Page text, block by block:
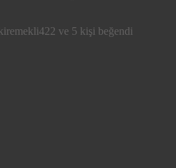
ve 5 kişi beğendi